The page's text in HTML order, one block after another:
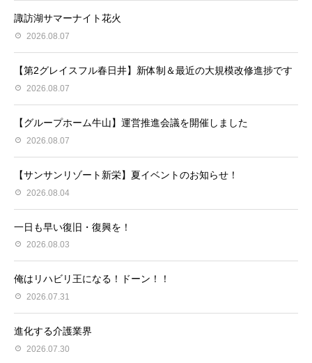
諏訪湖サマーナイト花火
2026.08.07
【第2グレイスフル春日井】新体制＆最近の大規模改修進捗です
2026.08.07
【グループホーム牛山】運営推進会議を開催しました
2026.08.07
【サンサンリゾート新栄】夏イベントのお知らせ！
2026.08.04
一日も早い復旧・復興を！
2026.08.03
俺はリハビリ王になる！ドーン！！
2026.07.31
進化する介護業界
2026.07.30